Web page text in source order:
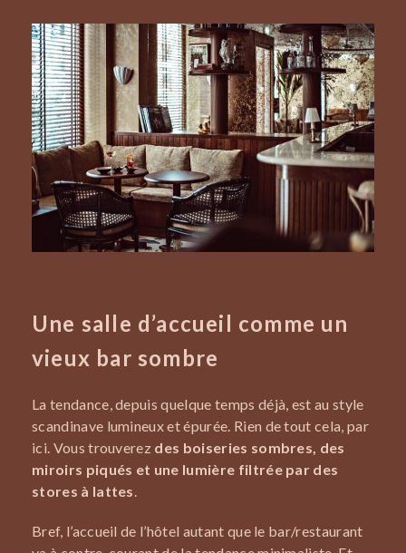
Une salle d’accueil comme un
vieux bar sombre
La tendance, depuis quelque temps déjà, est au style
scandinave lumineux et épurée. Rien de tout cela, par
ici. Vous trouverez des boiseries sombres, des
miroirs piqués et une lumière filtrée par des
stores à lattes.
Bref, l’accueil de l’hôtel autant que le bar/restaurant